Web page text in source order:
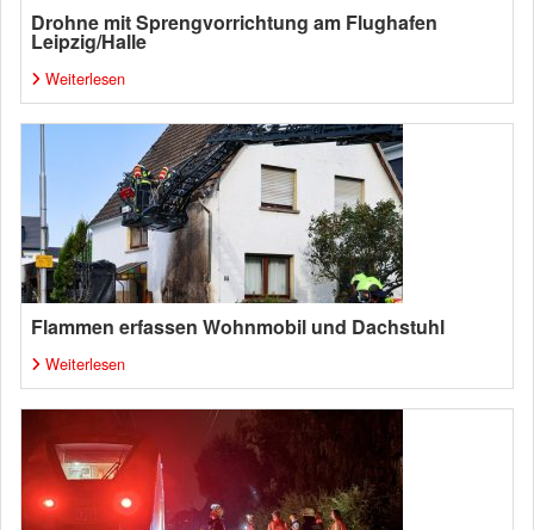
Drohne mit Sprengvorrichtung am Flughafen
Leipzig/Halle
Weiterlesen
Flammen erfassen Wohnmobil und Dachstuhl
Weiterlesen